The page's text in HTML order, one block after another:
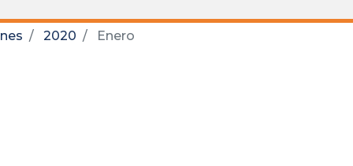
2020 Enero